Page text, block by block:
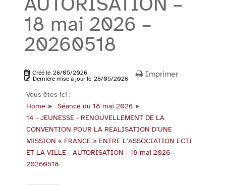
18 mai 2026 –
20260518
Créé le 26/05/2026
Dernière mise à jour le 26/05/2026 Imprimer
Vous êtes ici :
Home
Séance du 18 mai 2026
14 - JEUNESSE - RENOUVELLEMENT DE LA
CONVENTION POUR LA RÉALISATION D’UNE
MISSION « FRANCE » ENTRE L’ASSOCIATION ECTI
ET LA VILLE - AUTORISATION - 18 mai 2026 -
20260518